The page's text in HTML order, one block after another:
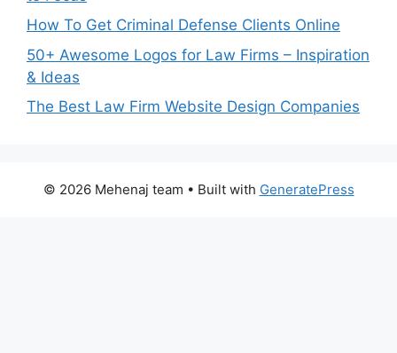
How To Get Criminal Defense Clients Online
50+ Awesome Logos for Law Firms – Inspiration
& Ideas
The Best Law Firm Website Design Companies
© 2026 Mehenaj team • Built with GeneratePress